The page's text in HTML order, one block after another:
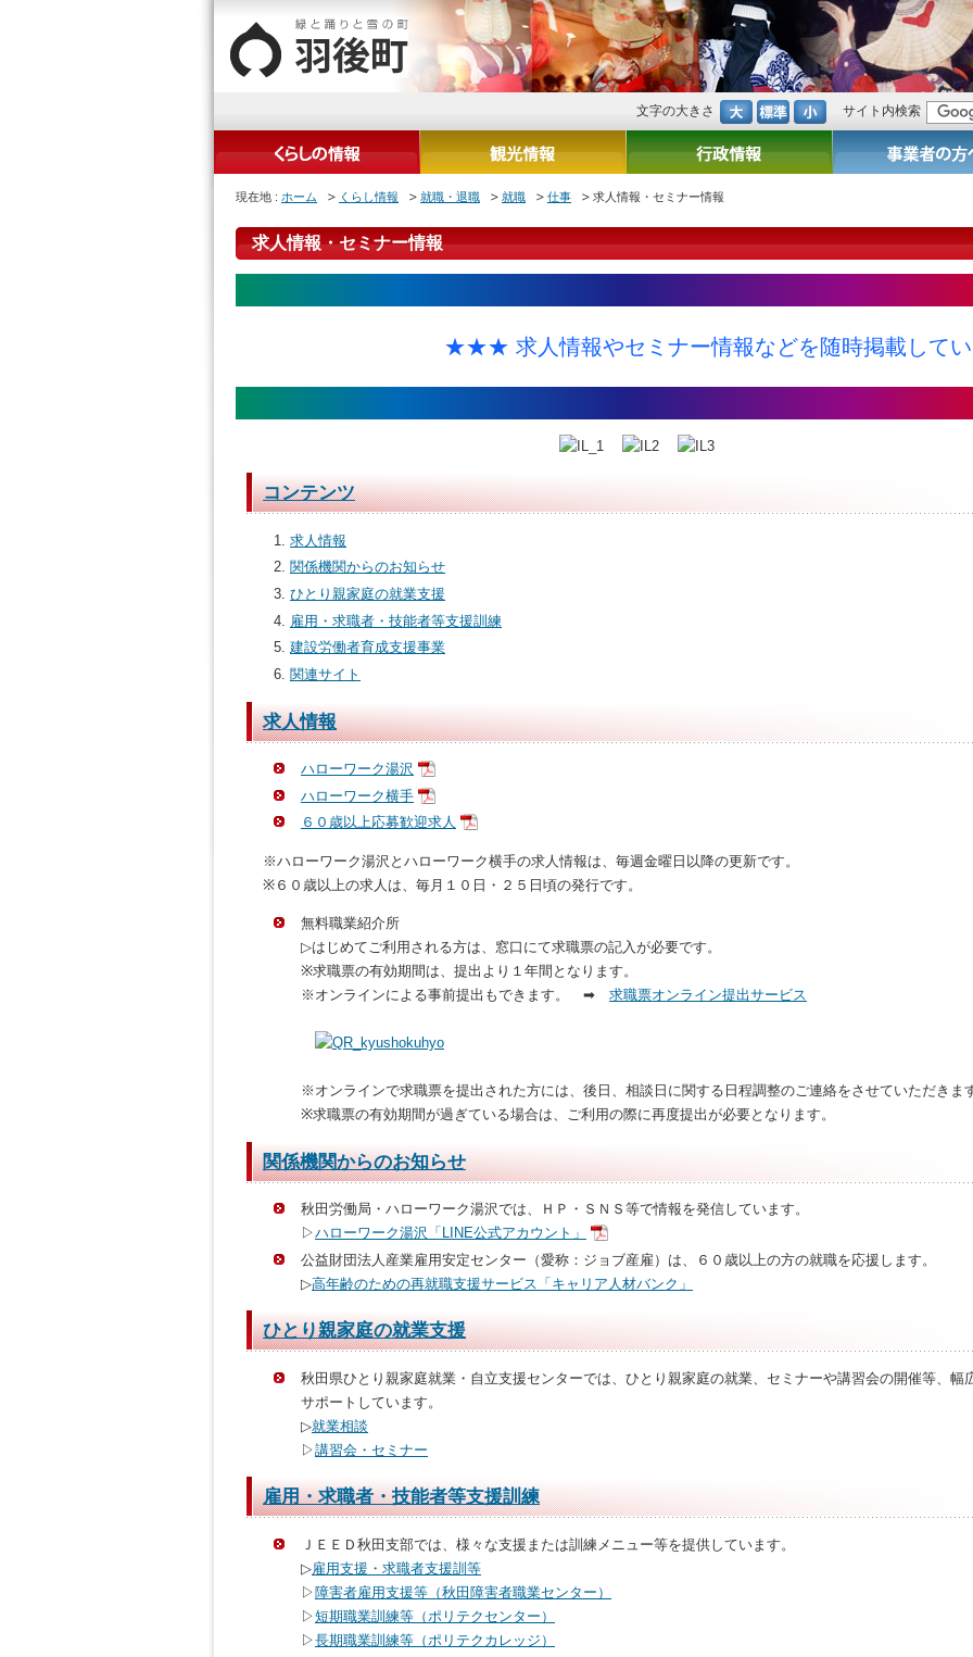
文字の大きさ サイト内検索
現在地 : ホーム くらし情報 就職・退職 就職 仕事 求人情報・セミナー情報
求人情報・セミナー情報
★★★ 求人情報やセミナー情報などを随時掲載してい
コンテンツ
求人情報
関係機関からのお知らせ
ひとり親家庭の就業支援
雇用・求職者・技能者等支援訓練
建設労働者育成支援事業
関連サイト
求人情報
ハローワーク湯沢
ハローワーク横手
６０歳以上応募歓迎求人
※ハローワーク湯沢とハローワーク横手の求人情報は、毎週金曜日以降の更新です。
※６０歳以上の求人は、毎月１０日・２５日頃の発行です。
無料職業紹介所
▷はじめてご利用される方は、窓口にて求職票の記入が必要です。
※求職票の有効期間は、提出より１年間となります。
※オンラインによる事前提出もできます。 ➡ 求職票オンライン提出サービス
※オンラインで求職票を提出された方には、後日、相談日に関する日程調整のご連絡をさせていただきます
※求職票の有効期間が過ぎている場合は、ご利用の際に再度提出が必要となります。
関係機関からのお知らせ
秋田労働局・ハローワーク湯沢では、ＨＰ・ＳＮＳ等で情報を発信しています。
▷ハローワーク湯沢「LINE公式アカウント」
公益財団法人産業雇用安定センター（愛称：ジョブ産雇）は、６０歳以上の方の就職を応援します。
▷高年齢のための再就職支援サービス「キャリア人材バンク」
ひとり親家庭の就業支援
秋田県ひとり親家庭就業・自立支援センターでは、ひとり親家庭の就業、セミナーや講習会の開催等、幅
サポートしています。
▷就業相談
▷講習会・セミナー
雇用・求職者・技能者等支援訓練
ＪＥＥＤ秋田支部では、様々な支援または訓練メニュー等を提供しています。
▷雇用支援・求職者支援訓等
▷障害者雇用支援等（秋田障害者職業センター）
▷短期職業訓練等（ポリテクセンター）
▷長期職業訓練等（ポリテクカレッジ）